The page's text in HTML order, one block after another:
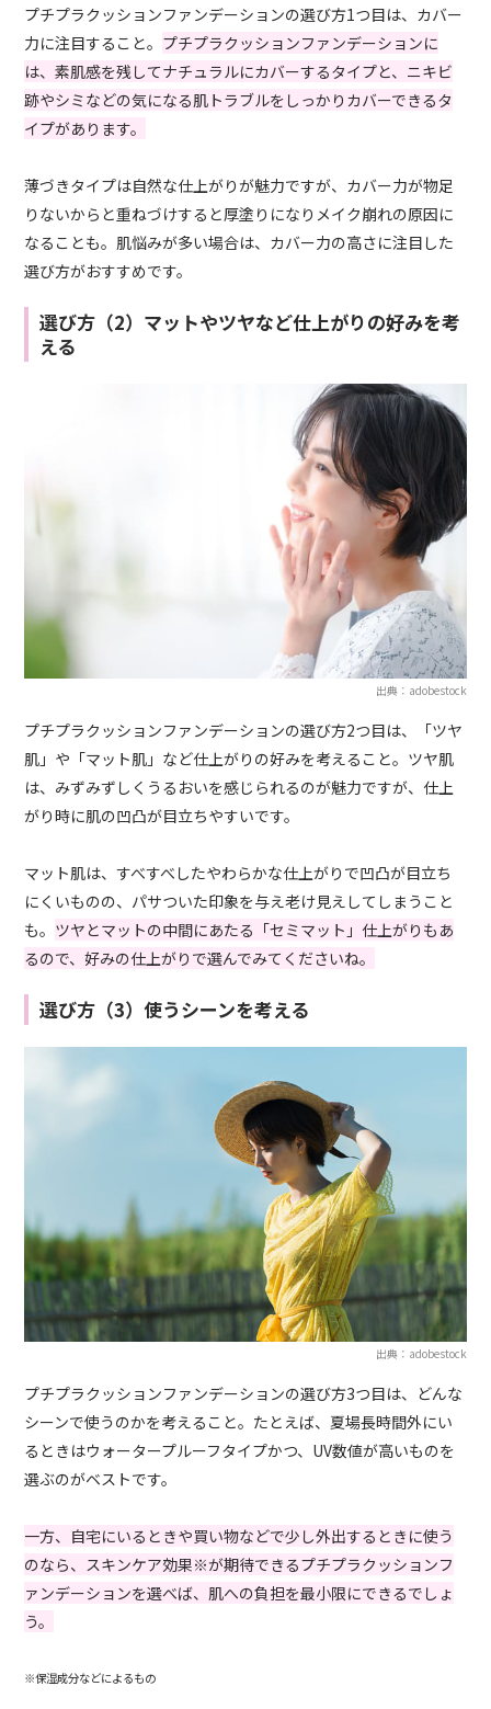
プチプラクッションファンデーションの選び方1つ目は、カバー
力に注目すること。 プチプラクッションファンデーションに
は、素肌感を残してナチュラルにカバーするタイプと、ニキビ
跡やシミなどの気になる肌トラブルをしっかりカバーできるタ
イプがあります。
薄づきタイプは自然な仕上がりが魅力ですが、カバー力が物足
りないからと重ねづけすると厚塗りになりメイク崩れの原因に
なることも。肌悩みが多い場合は、カバー力の高さに注目した
選び方がおすすめです。
選び方（2）マットやツヤなど仕上がりの好みを考
える
出典：adobestock
プチプラクッションファンデーションの選び方2つ目は、「ツヤ
肌」や「マット肌」など仕上がりの好みを考えること。ツヤ肌
は、みずみずしくうるおいを感じられるのが魅力ですが、仕上
がり時に肌の凹凸が目立ちやすいです。
マット肌は、すべすべしたやわらかな仕上がりで凹凸が目立ち
にくいものの、パサついた印象を与え老け見えしてしまうこと
も。 ツヤとマットの中間にあたる「セミマット」仕上がりもあ
るので、好みの仕上がりで選んでみてくださいね。
選び方（3）使うシーンを考える
出典：adobestock
プチプラクッションファンデーションの選び方3つ目は、どんな
シーンで使うのかを考えること。たとえば、夏場長時間外にい
るときはウォータープルーフタイプかつ、UV数値が高いものを
選ぶのがベストです。
一方、自宅にいるときや買い物などで少し外出するときに使う
のなら、スキンケア効果※が期待できるプチプラクッションフ
ァンデーションを選べば、肌への負担を最小限にできるでしょ
う。
※保湿成分などによるもの